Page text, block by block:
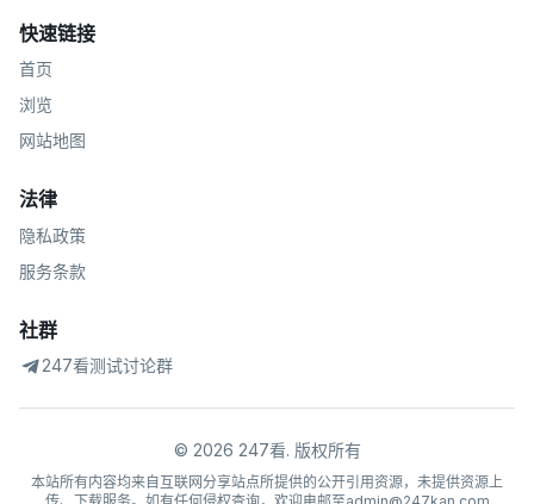
快速链接
首页
浏览
网站地图
法律
隐私政策
服务条款
社群
247看测试讨论群
© 2026 247看. 版权所有
本站所有内容均来自互联网分享站点所提供的公开引用资源，未提供资源上